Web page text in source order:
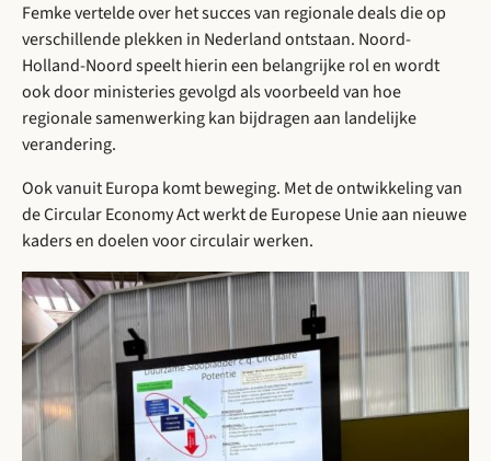
Femke vertelde over het succes van regionale deals die op
verschillende plekken in Nederland ontstaan. Noord-
Holland-Noord speelt hierin een belangrijke rol en wordt
ook door ministeries gevolgd als voorbeeld van hoe
regionale samenwerking kan bijdragen aan landelijke
verandering.
Ook vanuit Europa komt beweging. Met de ontwikkeling van
de Circular Economy Act werkt de Europese Unie aan nieuwe
kaders en doelen voor circulair werken.